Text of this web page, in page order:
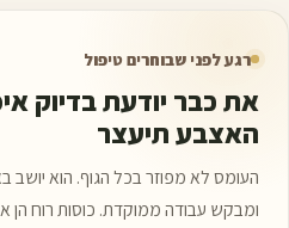
רגע לפני שבוחרים טיפול
את כבר יודעת בדיוק
האצבע תיעצר
העומס לא מפוזר בכל הגוף. הוא יושב
ומבקש עבודה ממוקדת. כוסות רוח הן